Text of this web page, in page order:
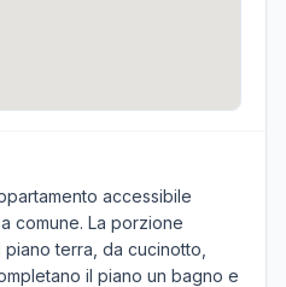
accessibile
comune. La porzione
terra, da cucinotto,
il piano un bagno e